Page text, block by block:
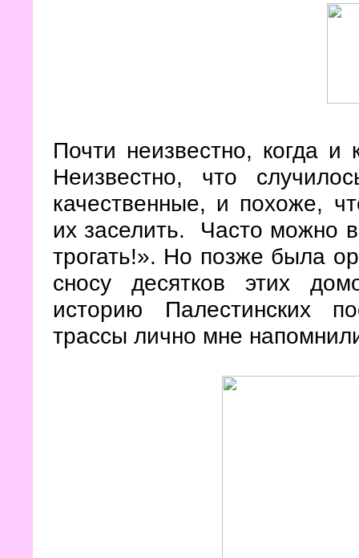
Почти неизвестно, когда
Неизвестно, что
качественные, и похоже,
их заселить. Часто можно
трогать!». Но позже была
сносу десятков этих
историю Палестинских
трассы лично мне